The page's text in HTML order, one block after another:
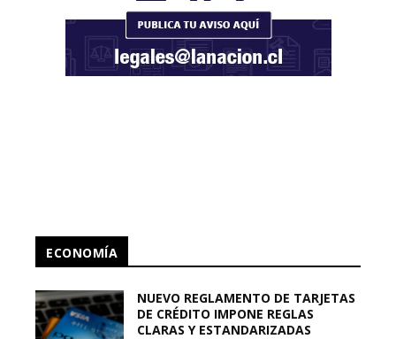
ECONOMÍA
NUEVO REGLAMENTO DE TARJETAS
DE CRÉDITO IMPONE REGLAS
CLARAS Y ESTANDARIZADAS